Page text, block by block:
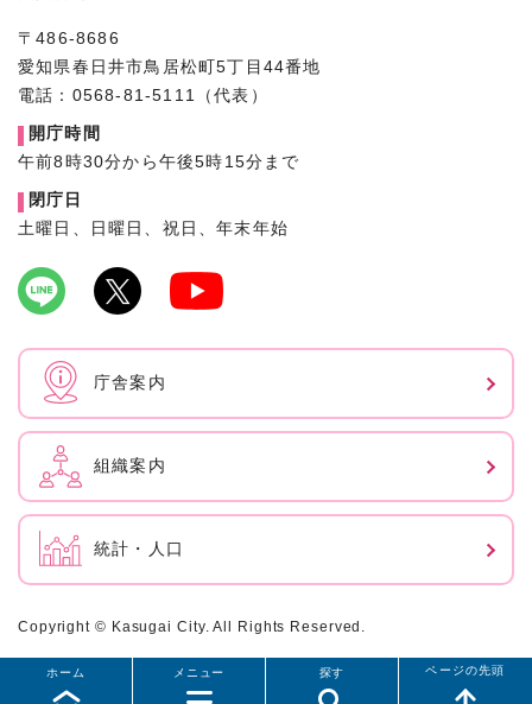
メニュー
ホーム 探す ページの先頭
〒486-8686
愛知県春日井市鳥居松町5丁目44番地
電話：0568-81-5111（代表）
開庁時間
午前8時30分から午後5時15分まで
閉庁日
土曜日、日曜日、祝日、年末年始
庁舎案内
組織案内
統計・人口
Copyright © Kasugai City. All Rights Reserved.